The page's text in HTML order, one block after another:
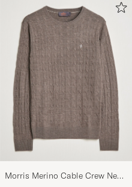
Morris Merino Cable Crew Neck